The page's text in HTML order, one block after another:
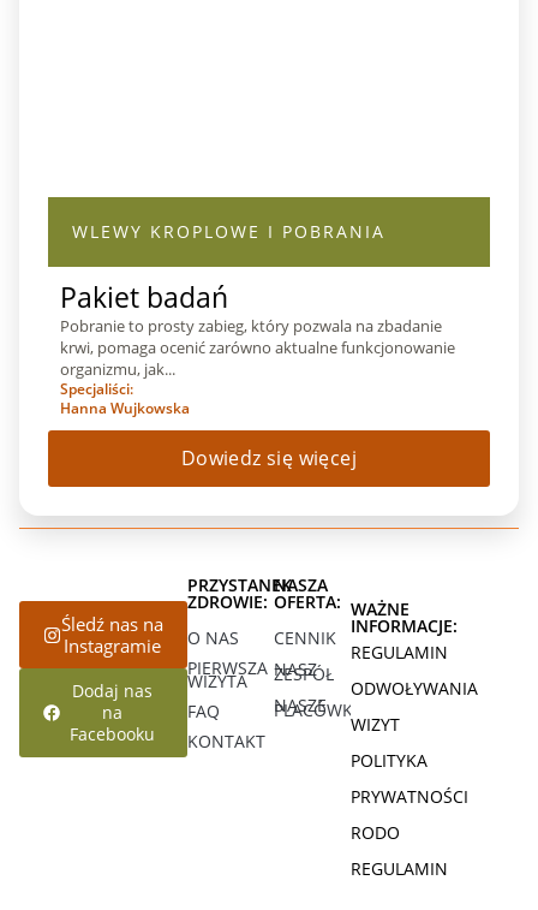
WLEWY KROPLOWE I POBRANIA
Pakiet badań
Pobranie to prosty zabieg, który pozwala na zbadanie
krwi, pomaga ocenić zarówno aktualne funkcjonowanie
organizmu, jak...
Specjaliści:
Hanna Wujkowska
Dowiedz się więcej
Śledź nas na
Instagramie
Dodaj nas
na
Facebooku
PRZYSTANEK
ZDROWIE:
O NAS
PIERWSZA
WIZYTA
FAQ
KONTAKT
NASZA
OFERTA:
CENNIK
NASZ
ZESPÓŁ
NASZE
PLACÓWKI
WAŻNE
INFORMACJE:
REGULAMIN
ODWOŁYWANIA
WIZYT
POLITYKA
PRYWATNOŚCI
RODO
REGULAMIN